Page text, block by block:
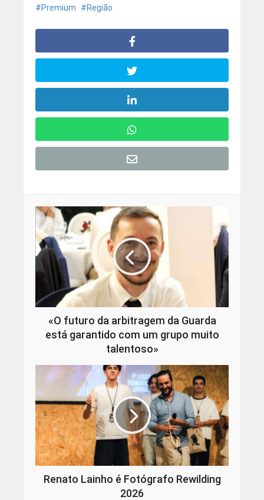
Premium Região
«O futuro da arbitragem da Guarda
está garantido com um grupo muito
talentoso»
Renato Lainho é Fotógrafo Rewilding
2026